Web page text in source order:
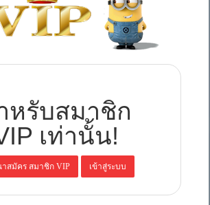
หรับสมาชิก
เท่านั้น!